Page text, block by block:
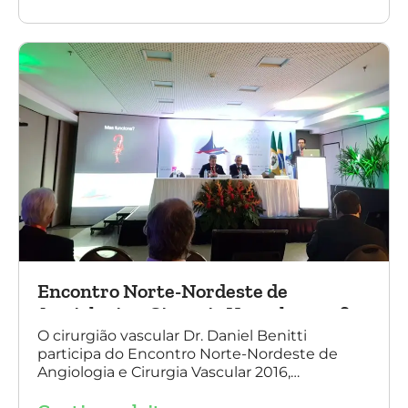
Daniel Benitti e à direita Dr. Carlos Alberto
Fernandes Costa)
Encontro Norte-Nordeste de
Angiologia e Cirurgia Vascular 2016
O cirurgião vascular Dr. Daniel Benitti
participa do Encontro Norte-Nordeste de
Angiologia e Cirurgia Vascular 2016,